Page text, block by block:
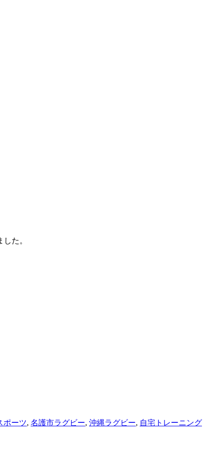
た。
ポーツ, 名護市ラグビー, 沖縄ラグビー, 自宅トレーニング